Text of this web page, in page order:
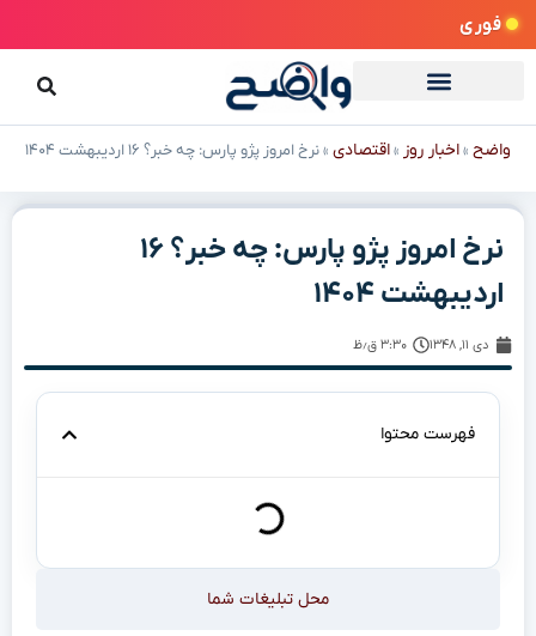
فوری
واضح »اخبار روز »اقتصادی »نرخ امروز پژو پارس: چه خبر؟ ۱۶ اردیبهشت ۱۴۰۴
نرخ امروز پژو پارس: چه خبر؟ ۱۶
اردیبهشت ۱۴۰۴
دی ۱۱, ۱۳۴۸ ۳:۳۰ ق٫ظ
فهرست محتوا
محل تبلیغات شما